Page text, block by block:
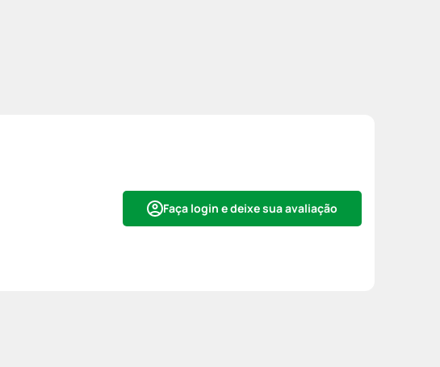
Faça login e deixe sua avaliação